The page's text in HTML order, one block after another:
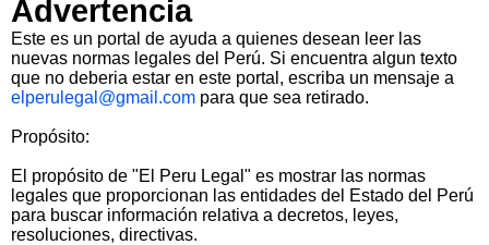
Advertencia
Este es un portal de ayuda a quienes desean leer las
nuevas normas legales del Perú. Si encuentra algun texto
que no deberia estar en este portal, escriba un mensaje a
elperulegal@gmail.com para que sea retirado.
Propósito:
El propósito de "El Peru Legal" es mostrar las normas
legales que proporcionan las entidades del Estado del Perú
para buscar información relativa a decretos, leyes,
resoluciones, directivas.